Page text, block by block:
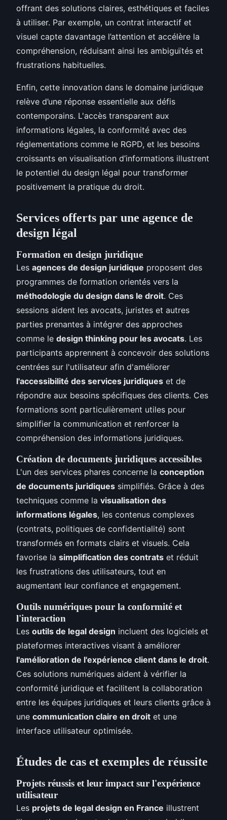
offrant des solutions claires, esthétiques et faciles
à utiliser. Par exemple, un contrat interactif et
visuel capte davantage l’attention et accélère la
compréhension, réduisant ainsi les ambiguïtés et
frustrations habituelles.
Enfin, cette innovation dans le domaine juridique
relève d’une réponse essentielle aux défis
contemporains. L'accès transparent aux
informations légales, la conformité avec des
réglementations comme le RGPD, et les besoins
croissants en visualisation d’informations illustrent
le potentiel du design légal pour transformer
positivement la pratique du droit.
Services offerts par une agence de
design légal
Formation en design juridique
Les agences de design juridique proposent des
programmes de formation orientés vers la
méthodologie du design dans le droit. Ces
sessions aident les avocats, juristes et autres
parties prenantes à intégrer des approches
comme le design thinking pour les avocats. Les
participants apprennent à concevoir des solutions
centrées sur l'utilisateur afin d'améliorer
l'accessibilité des services juridiques et de
répondre aux besoins spécifiques des clients. Ces
formations sont particulièrement utiles pour
simplifier la communication et renforcer la
compréhension des informations juridiques.
Création de documents juridiques accessibles
L'un des services phares concerne la conception
de documents juridiques simplifiés. Grâce à des
techniques comme la visualisation des
informations légales, les contenus complexes
(contrats, politiques de confidentialité) sont
transformés en formats clairs et visuels. Cela
favorise la simplification des contrats et réduit
les frustrations des utilisateurs, tout en
augmentant leur confiance et engagement.
Outils numériques pour la conformité et
l'interaction
Les outils de legal design incluent des logiciels et
plateformes interactives visant à améliorer
l'amélioration de l'expérience client dans le droit.
Ces solutions numériques aident à vérifier la
conformité juridique et facilitent la collaboration
entre les équipes juridiques et leurs clients grâce à
une communication claire en droit et une
interface utilisateur optimisée.
Études de cas et exemples de réussite
Projets réussis et leur impact sur l'expérience
utilisateur
Les projets de legal design en France illustrent